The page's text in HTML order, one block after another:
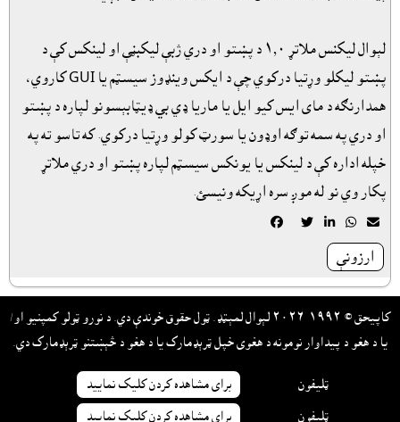
لېوال ليکنس ملاتړ ١٫٠ د پښتو او دري ژبې ليکبڼې او لينکس کې د
پښتو ليکلو وړتيا درکوي چې د ايکس وينډوز سيسټم يا GUI کاروي،
همدارنګه د ماى ايس کيو ايل يا ماريا ډي بي ډيټابېسونو لپاره د پښتو
او دري په سمه توګه اوډون يا سورټ کولو وړتيا درکوي. که تاسو ته په
خپله اداره کې د لينکس يا يونکس سيسټم لپاره پښتو او دري ملاتړ
پکار وي نو له موږ سره اړيکه ونيسئ.
    
ارزونې
کاپيحق © ١٩٩٢-٢٠٢٦ لېوال لمېټډ. ټول حقوق خوندې دي. د نورو ټولو کمپنيو او/
يا د هغو د پيداوار نومونه د هغوى خپل ټرېډمارک يا د هغو د څېښتنو ټرېډمارک دي.
ټليفون براى مشاهده کردن کليک نماييد
ټليفون براى مشاهده کردن کليک نماييد